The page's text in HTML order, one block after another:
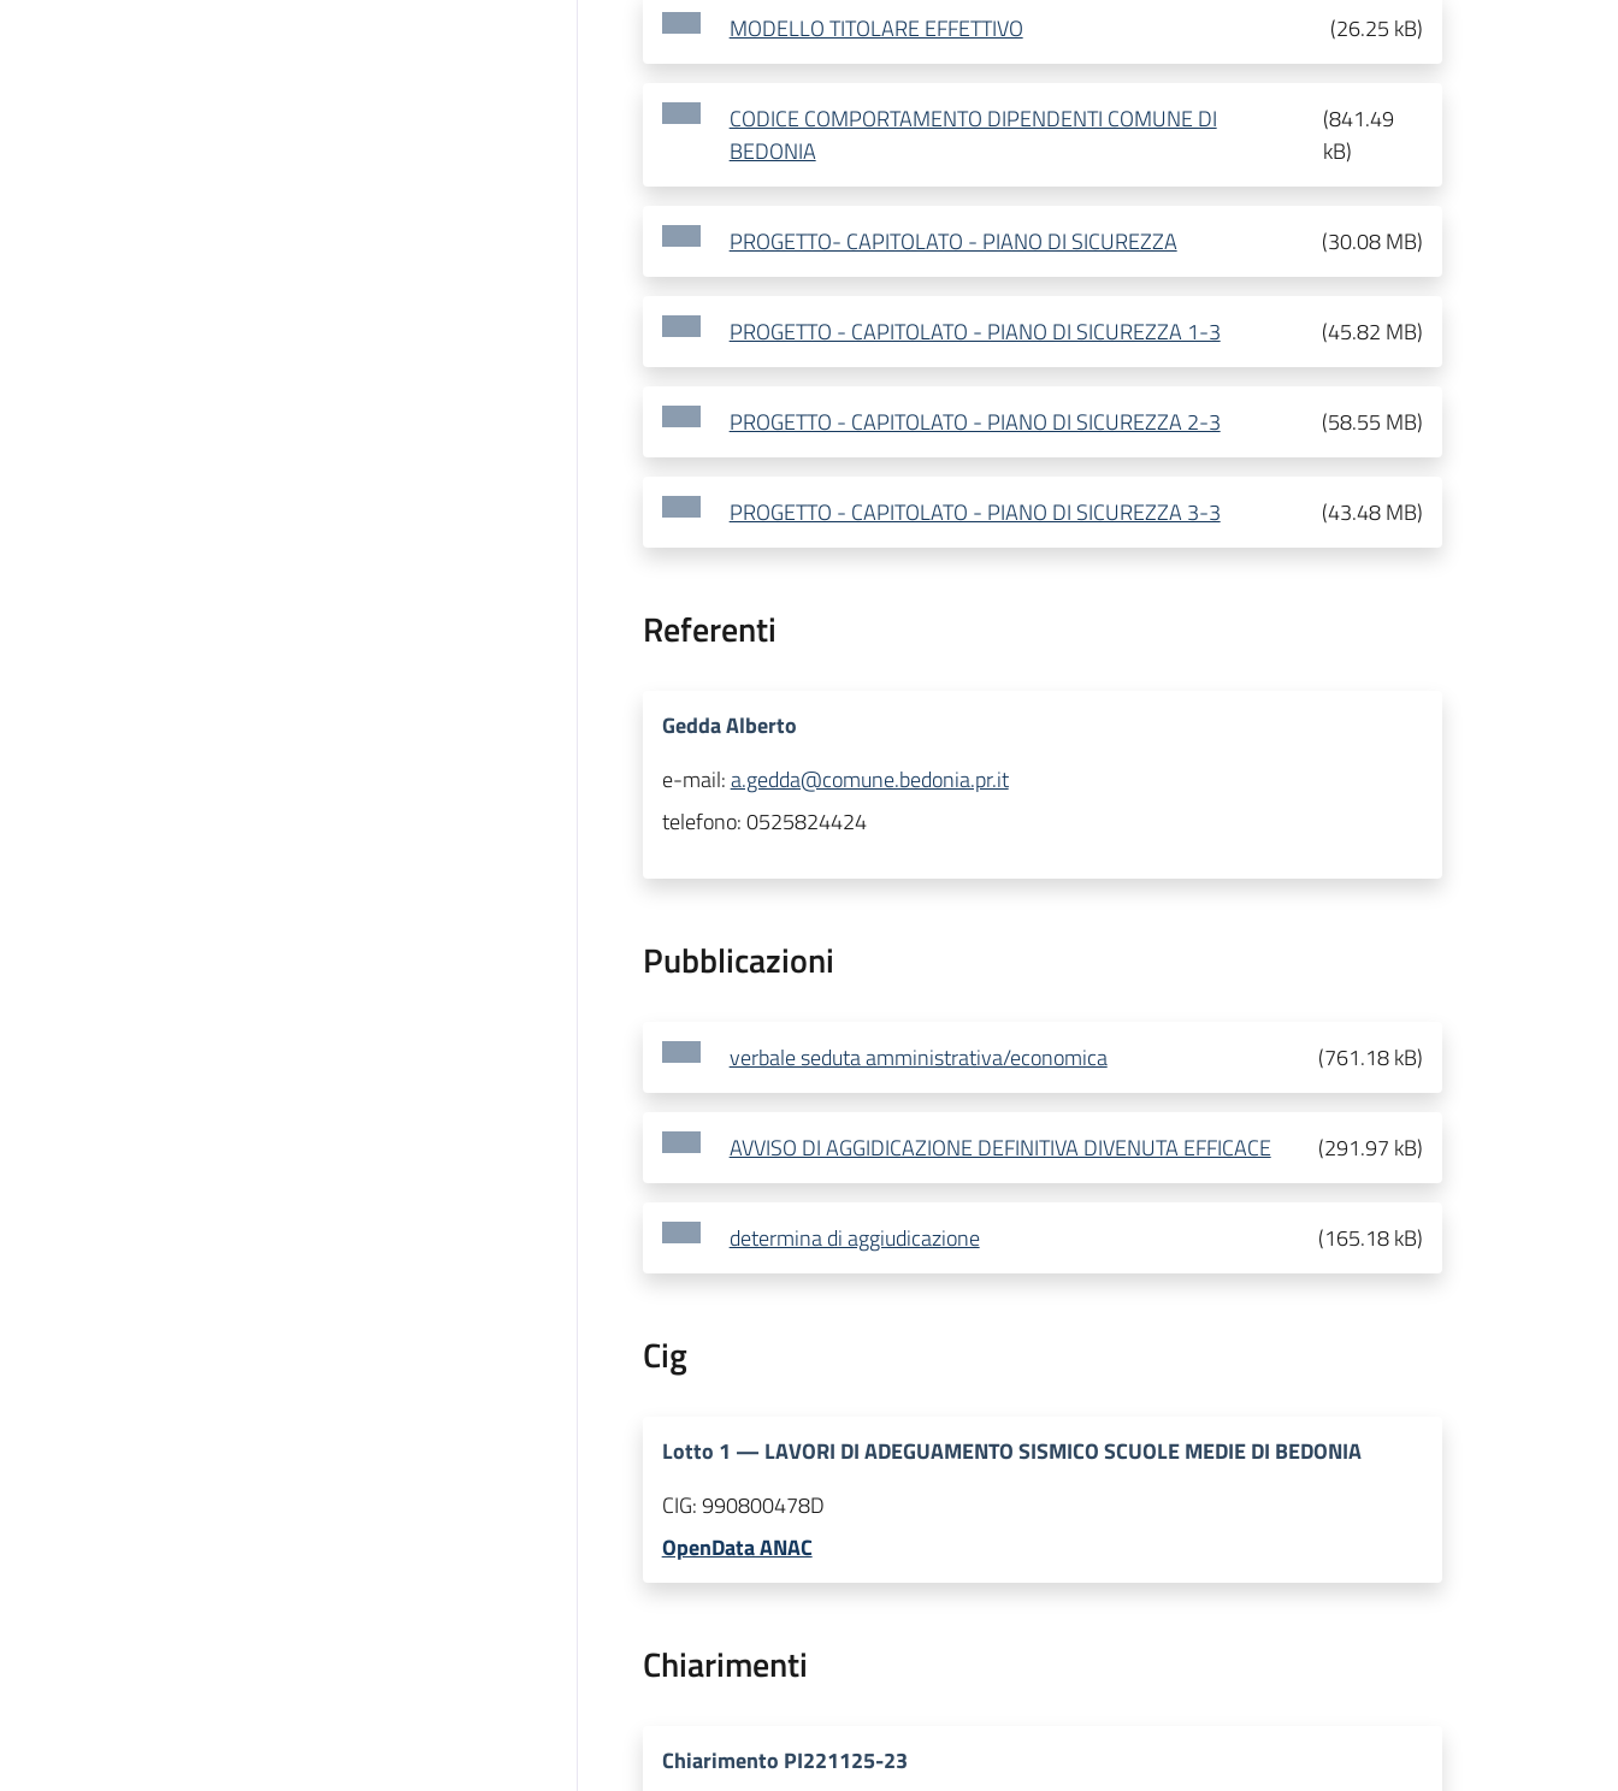
MODELLO TITOLARE EFFETTIVO (26.25 kB)
CODICE COMPORTAMENTO DIPENDENTI COMUNE DI
BEDONIA
(841.49
kB)
PROGETTO- CAPITOLATO - PIANO DI SICUREZZA (30.08 MB)
PROGETTO - CAPITOLATO - PIANO DI SICUREZZA 1-3 (45.82 MB)
PROGETTO - CAPITOLATO - PIANO DI SICUREZZA 2-3 (58.55 MB)
PROGETTO - CAPITOLATO - PIANO DI SICUREZZA 3-3 (43.48 MB)
Referenti
Gedda Alberto
e-mail:a.gedda@comune.bedonia.pr.it
telefono:0525824424
Pubblicazioni
verbale seduta amministrativa/economica (761.18 kB)
AVVISO DI AGGIDICAZIONE DEFINITIVA DIVENUTA EFFICACE (291.97 kB)
determina di aggiudicazione (165.18 kB)
Cig
Lotto 1 — LAVORI DI ADEGUAMENTO SISMICO SCUOLE MEDIE DI BEDONIA
CIG:990800478D
OpenData ANAC
Chiarimenti
Chiarimento PI221125-23